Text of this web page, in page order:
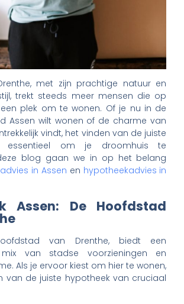
met zijn prachtige natuur en
trekt steeds meer mensen die op
plek om te wonen. Of je nu in de
Assen wilt wonen of de charme van
vindt, het vinden van de juiste
essentieel om je droomhuis te
blog gaan we in op het belang
in Assen en hypotheekadvies in
Assen: De Hoofdstad
van Drenthe, biedt een
mix van stadse voorzieningen en
Als je ervoor kiest om hier te wonen,
van de juiste hypotheek van cruciaal